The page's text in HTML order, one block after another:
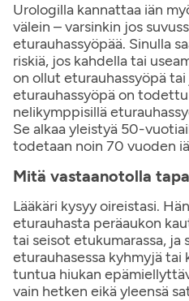
Urologilla kannattaa iän
välein – varsinkin jos
eturauhassyöpää. Sinulla
riskiä, jos kahdella tai
on ollut eturauhassyöpä tai
eturauhassyöpä on
nelikymppisillä
Se alkaa yleistyä 50-
todetaan noin 70 vuoden
Mitä vastaanotolla
Lääkäri kysyy oireistasi.
eturauhasta peräaukon
tai seisot etukumarassa,
eturauhasessa kyhmyjä
tuntua hiukan
vain hetken eikä yleensä